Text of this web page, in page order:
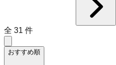
全 31 件
おすすめ順